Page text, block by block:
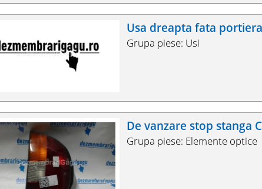
Usa dreapta fata portiera
Grupa piese: Usi
De vanzare stop stanga
Grupa piese: Elemente optice